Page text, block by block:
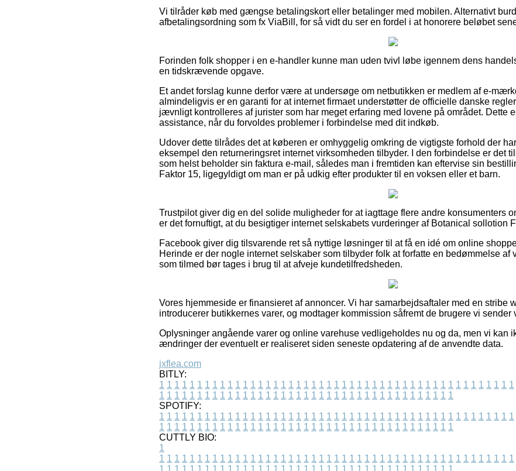
Vi tilråder køb med gængse betalingskort eller betalinger med mobilen. Alternativt
afbetalingsordning som fx ViaBill, for så vidt du ser en fordel i at honorere beløbet
Forinden folk shopper i en e-handler kunne man uden tvivl løbe igennem dens
en tidskrævende opgave.
Et andet forslag kunne derfor være at undersøge om netbutikken er medlem af e-
almindeligvis er en garanti for at internet firmaet understøtter de officielle danske
jævnligt kontrolleres af jurister som har meget erfaring med lovene på området. Dette
assistance, når du forvoldes problemer i forbindelse med dit indkøb.
Udover dette tilrådes det at køberen er omhyggelig omkring de vigtigste forhold der
eksempel den returneringsret internet virksomheden tilbyder. I den forbindelse er det
som helst beholder sin faktura e-mail, således man i fremtiden kan eftervise sin
Faktor 15, ligegyldigt om man er på udkig efter produkter til en voksen eller et barn.
Trustpilot giver dig en del solide muligheder for at iagttage flere andre konsumenters
er det fornuftigt, at du besigtiger internet selskabets vurderinger af Botanical sollotion
Facebook giver dig tilsvarende ret så nyttige løsninger til at få en idé om online
Herinde er der nogle internet selskaber som tilbyder folk at forfatte en bedømmelse af
som tilmed bør tages i brug til at afveje kundetilfredsheden.
Vores hjemmeside er finansieret af annoncer. Vi har samarbejdsaftaler med en stribe
introducerer butikkernes varer, og modtager kommission såfremt de brugere vi
Oplysninger angående varer og online varehuse vedligeholdes nu og da, men vi kan
ændringer der eventuelt er realiseret siden seneste opdatering af de anvendte data.
jxflea.com
BITLY:
1 1 1 1 1 1 1 1 1 1 1 1 1 1 1 1 1 1 1 1 1 1 1 1 1 1 1 1 1 1 1 1 1 1 1 1 1 1 1 1 1 1 1 1 1 1 1
1 1 1 1 1 1 1 1 1 1 1 1 1 1 1 1 1 1 1 1 1 1 1 1 1 1 1 1 1 1 1 1 1 1 1 1 1 1 1
SPOTIFY:
1 1 1 1 1 1 1 1 1 1 1 1 1 1 1 1 1 1 1 1 1 1 1 1 1 1 1 1 1 1 1 1 1 1 1 1 1 1 1 1 1 1 1 1 1 1 1
1 1 1 1 1 1 1 1 1 1 1 1 1 1 1 1 1 1 1 1 1 1 1 1 1 1 1 1 1 1 1 1 1 1 1 1 1 1 1
CUTTLY BIO:
1
1 1 1 1 1 1 1 1 1 1 1 1 1 1 1 1 1 1 1 1 1 1 1 1 1 1 1 1 1 1 1 1 1 1 1 1 1 1 1 1 1 1 1 1 1 1 1